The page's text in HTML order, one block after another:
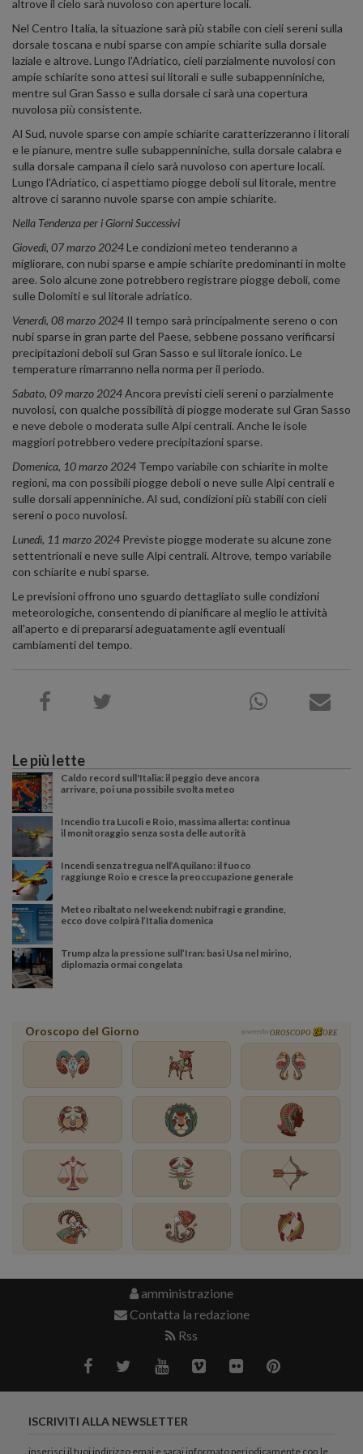
altrove il cielo sarà nuvoloso con aperture locali.
Nel Centro Italia, la situazione sarà più stabile con cieli sereni sulla
dorsale toscana e nubi sparse con ampie schiarite sulla dorsale
laziale e altrove. Lungo l'Adriatico, cieli parzialmente nuvolosi con
ampie schiarite sono attesi sui litorali e sulle subappenniniche,
mentre sul Gran Sasso e sulla dorsale ci sarà una copertura
nuvolosa più consistente.
Al Sud, nuvole sparse con ampie schiarite caratterizzeranno i litorali
e le pianure, mentre sulle subappenniniche, sulla dorsale calabra e
sulla dorsale campana il cielo sarà nuvoloso con aperture locali.
Lungo l'Adriatico, ci aspettiamo piogge deboli sul litorale, mentre
altrove ci saranno nuvole sparse con ampie schiarite.
Nella Tendenza per i Giorni Successivi
Giovedì, 07 marzo 2024Le condizioni meteo tenderanno a
migliorare, con nubi sparse e ampie schiarite predominanti in molte
aree. Solo alcune zone potrebbero registrare piogge deboli, come
sulle Dolomiti e sul litorale adriatico.
Venerdì, 08 marzo 2024 Il tempo sarà principalmente sereno o con
nubi sparse in gran parte del Paese, sebbene possano verificarsi
precipitazioni deboli sul Gran Sasso e sul litorale ionico. Le
temperature rimarranno nella norma per il periodo.
Sabato, 09 marzo 2024Ancora previsti cieli sereni o parzialmente
nuvolosi, con qualche possibilità di piogge moderate sul Gran Sasso
e neve debole o moderata sulle Alpi centrali. Anche le isole
maggiori potrebbero vedere precipitazioni sparse.
Domenica, 10 marzo 2024 Tempo variabile con schiarite in molte
regioni, ma con possibili piogge deboli o neve sulle Alpi centrali e
sulle dorsali appenniniche. Al sud, condizioni più stabili con cieli
sereni o poco nuvolosi.
Lunedì, 11 marzo 2024 Previste piogge moderate su alcune zone
settentrionali e neve sulle Alpi centrali. Altrove, tempo variabile
con schiarite e nubi sparse.
Le previsioni offrono uno sguardo dettagliato sulle condizioni
meteorologiche, consentendo di pianificare al meglio le attività
all'aperto e di prepararsi adeguatamente agli eventuali
cambiamenti del tempo.
Le più lette
Caldo record sull'Italia: il peggio deve ancora
arrivare, poi una possibile svolta meteo
Incendio tra Lucoli e Roio, massima allerta: continua
il monitoraggio senza sosta delle autorità
Incendi senza tregua nell’Aquilano: il fuoco
raggiunge Roio e cresce la preoccupazione generale
Meteo ribaltato nel weekend: nubifragi e grandine,
ecco dove colpirà l’Italia domenica
Trump alza la pressione sull’Iran: basi Usa nel mirino,
diplomazia ormai congelata
Oroscopo del Giorno powered by OROSCOPO ORE
amministrazione
Contatta la redazione
Rss
ISCRIVITI ALLA NEWSLETTER
inserisci il tuoi indirizzo emai e sarai informato periodicamente con le